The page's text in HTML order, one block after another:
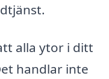
alla ytor i ditt
handlar inte